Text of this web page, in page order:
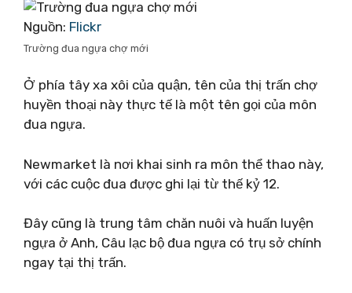
Nguồn: Flickr
Trường đua ngựa chợ mới
Ở phía tây xa xôi của quận, tên của thị trấn chợ
huyền thoại này thực tế là một tên gọi của môn
đua ngựa.
Newmarket là nơi khai sinh ra môn thể thao này,
với các cuộc đua được ghi lại từ thế kỷ 12.
Đây cũng là trung tâm chăn nuôi và huấn luyện
ngựa ở Anh, Câu lạc bộ đua ngựa có trụ sở chính
ngay tại thị trấn.